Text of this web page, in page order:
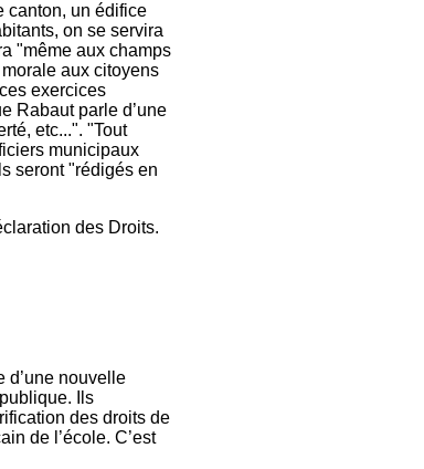
canton, un édifice
on se servira
"même aux champs
aux citoyens
exercices
Rabaut parle d’une
etc...". "Tout
municipaux
seront "rédigés en
des Droits.
d’une nouvelle
Ils
des droits de
de l’école. C’est